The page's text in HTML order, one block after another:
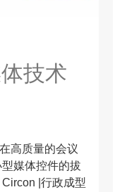
技术
高质量的会议
媒体控件的拔
|行政成型